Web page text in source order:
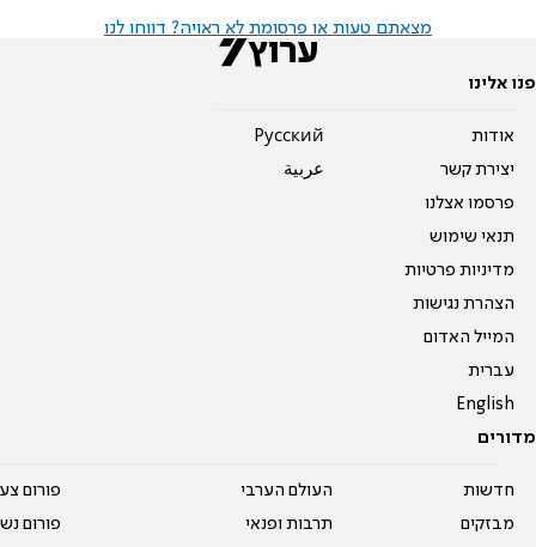
מצאתם טעות או פרסומת לא ראויה? דווחו לנו
פנו אלינו
אודות
יצירת קשר
פרסמו אצלנו
תנאי שימוש
מדיניות פרטיות
הצהרת נגישות
המייל האדום
עברית
English
Pусский
عربية
מדורים
חדשות
מבזקים
העולם הערבי
תרבות ופנאי
פורום
פורום